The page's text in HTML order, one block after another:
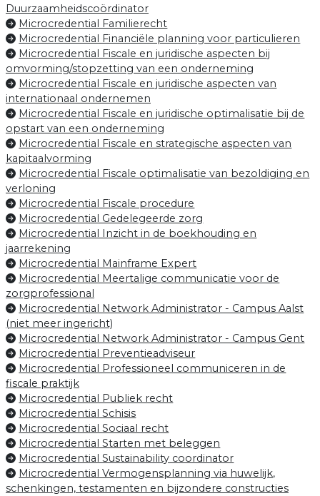
Duurzaamheidscoördinator
Microcredential Familierecht
Microcredential Financiële planning voor particulieren
Microcredential Fiscale en juridische aspecten bij
omvorming/stopzetting van een onderneming
Microcredential Fiscale en juridische aspecten van
internationaal ondernemen
Microcredential Fiscale en juridische optimalisatie bij de
opstart van een onderneming
Microcredential Fiscale en strategische aspecten van
kapitaalvorming
Microcredential Fiscale optimalisatie van bezoldiging en
verloning
Microcredential Fiscale procedure
Microcredential Gedelegeerde zorg
Microcredential Inzicht in de boekhouding en
jaarrekening
Microcredential Mainframe Expert
Microcredential Meertalige communicatie voor de
zorgprofessional
Microcredential Network Administrator - Campus Aalst
(niet meer ingericht)
Microcredential Network Administrator - Campus Gent
Microcredential Preventieadviseur
Microcredential Professioneel communiceren in de
fiscale praktijk
Microcredential Publiek recht
Microcredential Schisis
Microcredential Sociaal recht
Microcredential Starten met beleggen
Microcredential Sustainability coordinator
Microcredential Vermogensplanning via huwelijk,
schenkingen, testamenten en bijzondere constructies